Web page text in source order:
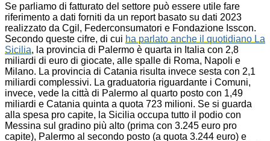
Se parliamo di fatturato del settore può essere utile fare
riferimento a dati forniti da un report basato su dati 2023
realizzato da Cgil, Federconsumatori e Fondazione Isscon.
Secondo queste cifre, di cui ha parlato anche il quotidiano La
Sicilia, la provincia di Palermo è quarta in Italia con 2,8
miliardi di euro di giocate, alle spalle di Roma, Napoli e
Milano. La provincia di Catania risulta invece sesta con 2,1
miliardi complessivi. La graduatoria riguardante i Comuni,
invece, vede la città di Palermo al quarto posto con 1,49
miliardi e Catania quinta a quota 723 milioni. Se si guarda
alla spesa pro capite, la Sicilia occupa tutto il podio con
Messina sul gradino più alto (prima con 3.245 euro pro
capite), Palermo al secondo posto (a quota 3.244 euro) e